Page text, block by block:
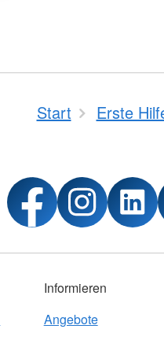
Start Erste
Informieren
Angebote